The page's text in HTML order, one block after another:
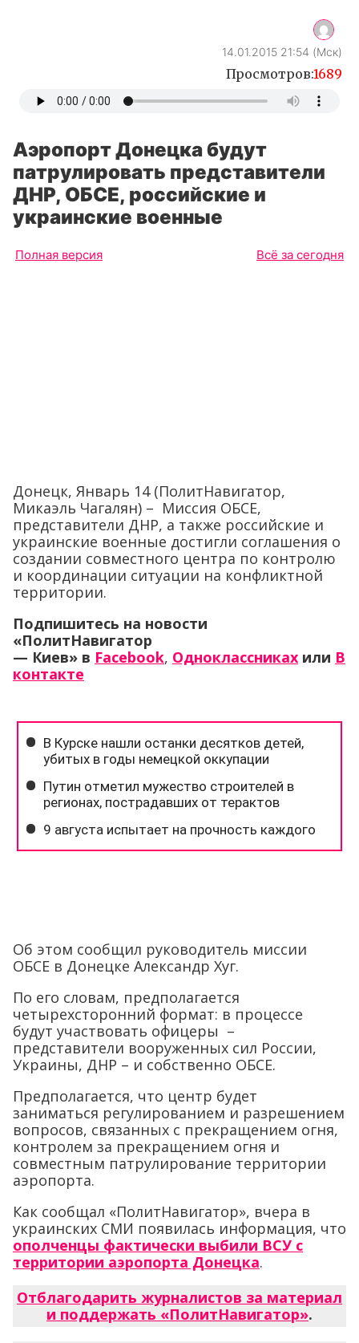
14.01.2015 21:54 (Мск)
Просмотров:1689
Аэропорт Донецка будут
патрулировать представители
ДНР, ОБСЕ, российские и
украинские военные
Полная версия Всё за сегодня
Донецк, Январь 14 (ПолитНавигатор,
Микаэль Чагалян) – Миссия ОБСЕ,
представители ДНР, а также российские и
украинские военные достигли соглашения о
создании совместного центра по контролю
и координации ситуации на конфликтной
территории.
Подпишитесь на новости
«ПолитНавигатор
— Киев» в Facebook, Одноклассниках или В
контакте
Об этом сообщил руководитель миссии
ОБСЕ в Донецке Александр Хуг.
По его словам, предполагается
четырехсторонний формат: в процессе
будут участвовать офицеры –
представители вооруженных сил России,
Украины, ДНР – и собственно ОБСЕ.
Предполагается, что центр будет
заниматься регулированием и разрешением
вопросов, связанных с прекращением огня,
контролем за прекращением огня и
совместным патрулирование территории
аэропорта.
Как сообщал «ПолитНавигатор», вчера в
украинских СМИ появилась информация, что
ополченцы фактически выбили ВСУ с
территории аэропорта Донецка.
Отблагодарить журналистов за материал
и поддержать «ПолитНавигатор».